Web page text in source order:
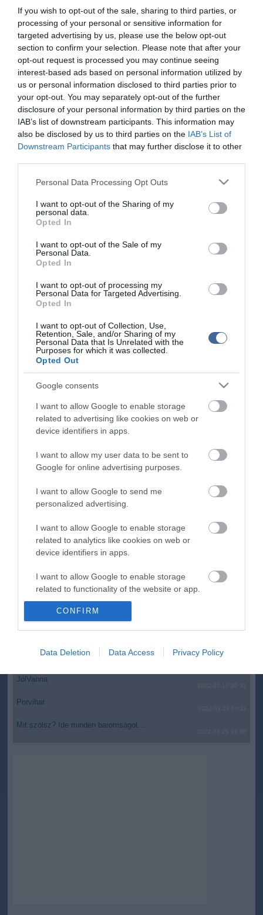
If you wish to opt-out of the sale, sharing to third parties, or
processing of your personal or sensitive information for
targeted advertising by us, please use the below opt-out
section to confirm your selection. Please note that after your
opt-out request is processed you may continue seeing
interest-based ads based on personal information utilized by
us or personal information disclosed to third parties prior to
your opt-out. You may separately opt-out of the further
disclosure of your personal information by third parties on the
IAB’s list of downstream participants. This information may
also be disclosed by us to third parties on the IAB’s List of
Downstream Participants that may further disclose it to other
Please note that this website/app uses one or more Google
not limited to your visit or usage behaviour. You may click to
grant or deny consent to Google and its third-party tags to
use your data for below specified purposes in below Google
consent section.
Personal Data Processing Opt Outs
I want to opt-out of the Sharing of my
personal data.
Opted In
I want to opt-out of the Sale of my
Personal Data.
Opted In
I want to opt-out of processing my
Personal Data for Targeted Advertising.
Opted In
I want to opt-out of Collection, Use,
Retention, Sale, and/or Sharing of my
Personal Data that Is Unrelated with the
Purposes for which it was collected.
Opted Out
Google consents
I want to allow Google to enable storage
related to advertising like cookies on web or
device identifiers in apps.
I want to allow my user data to be sent to
Google for online advertising purposes.
I want to allow Google to send me
personalized advertising.
I want to allow Google to enable storage
related to analytics like cookies on web or
device identifiers in apps.
I want to allow Google to enable storage
related to functionality of the website or app.
I want to allow Google to enable storage
I want to allow Google to enable storage
functionality and fraud prevention, and other
CONFIRM
Data Deletion Data Access Privacy Policy
szokásos szezon előtti karbantartási munkák során derült ki, hogy
gyenge a teljesítménye a világítótesteknek a stadionban, s a
problémát valószínűleg az április 16-ra tervezett Bőcs elleni
bajnoki rangadóig nem sikerül megoldani. Ezért az FTC kérte az
MLSZ-t, hogy a 19 órára kiírt mérkőzés időpontját módosítsa.
Kapcsolódó írások:
Figyelem! A cikkhez hozzáfűzött hozzászólások nem a
ma.hu
network nézeteit tükrözik. A szerkesztőség mindössze a hírek
- azok az olvasók személyes véleményét tartalmazzák.
Kérjük, kulturáltan, mások személyiségi jogainak és jó hírnevének
ma.hu legfrissebb hírei:
22:22
Saját életét is kockára tette a magyar erdész, hogy
megállítsa a tüzet
Második világháborús MG-42 géppuskát emeltek ki a
Dunából - a rendőrség lefoglalta
A Miniszterelnökség felmondta a Lounge Eventtel kötött
Megérkezett az eső a Duna vízgyűjtőjére
Újabb két gyanúsítottat fogtak el a 600 milliós
Vizes Eb - Megvan az első magyar arany, a nyíltvízi úszó
Betlehem Dávid nyerte a kieséses versenyt
Magyar Péter: Tízéves mélypontra csökkent az infláció
top cikkek:
Nem is olyan egészséges a népszerű banán?
top fórum témák:
Tanár Úr gyere, mindjárt lesz Lillád!
AZ IGAZSÁG SOHA NEM KÉSŐ
JólVanna
Porvihar
Mit szólsz? Ide minden baromságot...